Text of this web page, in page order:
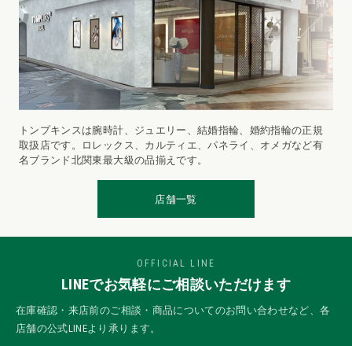
トンプキンスは腕時計、ジュエリー、結婚指輪、婚約指輪の正規
取扱店です。ロレックス、カルティエ、パネライ、オメガなど有
名ブランド北関東最大級の品揃えです。
店舗一覧
OFFICIAL LINE
LINEでお気軽にご相談いただけます
在庫確認・来店前のご相談・商品についてのお問い合わせなど、各
店舗の公式LINEより承ります。